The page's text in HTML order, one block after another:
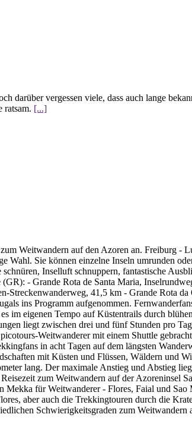
darüber vergessen viele, dass auch lange
ratsam. [...]
Weitwandern auf den Azoren an. Freiburg -
Wahl. Sie können einzelne Inseln umrunden
Inselluft schnuppern, fantastische
- Grande Rota de Santa Maria,
Streckenwanderweg, 41,5 km - Grande Rota
ins Programm aufgenommen.
im eigenen Tempo auf Küstentrails durch
liegt zwischen drei und fünf Stunden pro
Weitwanderer mit einem Shuttle
in acht Tagen auf dem längsten
mit Küsten und Flüssen, Wäldern und
lang. Der maximale Anstieg und Abstieg
zum Weitwandern auf der Azoreninsel
für Weitwanderer - Flores, Faial und
aber auch die Trekkingtouren durch die
Schwierigkeitsgraden zum